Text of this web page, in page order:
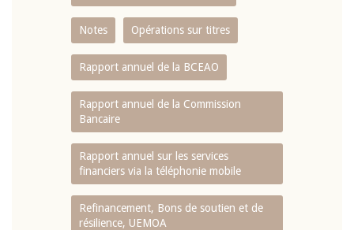
Notes Opérations sur titres
Rapport annuel de la BCEAO
Rapport annuel de la Commission
Bancaire
Rapport annuel sur les services
financiers via la téléphonie mobile
Refinancement, Bons de soutien et de
résilience, UEMOA